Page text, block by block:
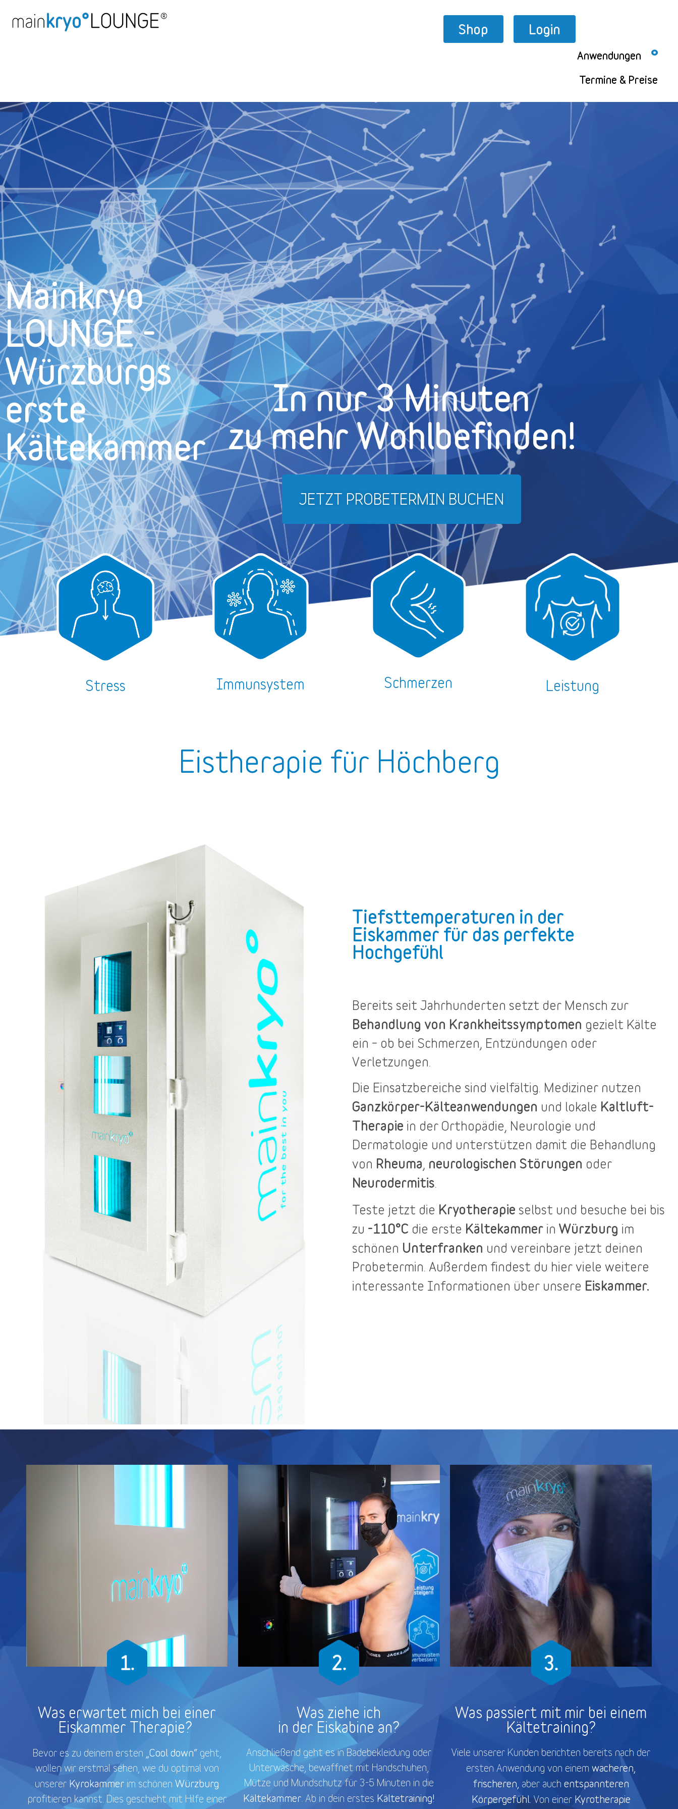
Shop Login
Anwendungen
Termine & Preise
Mainkryo
LOUNGE -
Würzburgs
erste
Kältekammer
In nur 3 Minuten
zu mehr Wohl­befinden!
JETZT PROBETERMIN BUCHEN
Stress Immunsystem Schmerzen Leistung
Eistherapie für Höchberg
Tiefsttemperaturen in der
Eiskammer für das perfekte
Hochgefühl
Bereits seit Jahrhunderten setzt der Mensch zur
Behandlung von Krankheitssymptomen gezielt Kälte
ein – ob bei Schmerzen, Entzündungen oder
Verletzungen.
Die Einsatzbereiche sind vielfältig. Mediziner nutzen
Ganzkörper-Kälteanwendungen und lokale Kaltluft-
Therapie in der Orthopädie, Neurologie und
Dermatologie und unterstützen damit die Behandlung
von Rheuma, neurologischen Störungen oder
Neurodermitis.
Teste jetzt die Kryotherapie selbst und besuche bei bis
zu -110°C die erste Kältekammer in Würzburg im
schönen Unterfranken und vereinbare jetzt deinen
Probetermin. Außerdem findest du hierviele weitere
interessante Informationen über unsere Eiskammer.
Was erwartet mich bei einer
Eiskammer Therapie?
Bevor es zu deinem ersten „Cool down“geht,
wollen wir erstmal sehen, wie du optimal von
unserer Kyrokammer im schönenWürzburg
profitieren kannst. Dies geschieht mit Hilfe einer
Was ziehe ich
in der Eiskabine an?
Anschließend geht es in Badebekleidung oder
Unterwäsche, bewaffnet mit Handschuhen,
Mütze und Mundschutz für 3-5 Minuten in die
Kältekammer. Ab in dein erstes Kältetraining!
Was passiert mit mir bei einem
Kältetraining?
Viele unserer Kunden berichten bereits nach der
ersten Anwendung von einemwacheren,
frischeren, aber auch entspannteren
Körpergefühl.Von einer Kyrotherapie